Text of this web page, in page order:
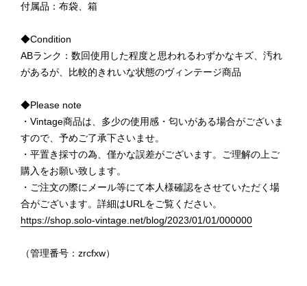
付属品：布袋、箱
◆Condition
ABランク：数回使用した程度と思われるわずかなキズ、汚れ
があるが、比較的きれいな状態のヴィンテージ商品
◆Please note
・Vintage商品は、多少の使用感・匂いがある場合がございま
すので、予めご了承下さいませ。
・平置き採寸の為、僅かな誤差がございます。ご理解の上ご
購入をお願い致します。
・ご注文の際にメール等にて本人様確認をさせていただく場
合がございます。詳細はURLをご覧ください。
https://shop.solo-vintage.net/blog/2023/01/01/000000
（管理番号：zrcfxw）